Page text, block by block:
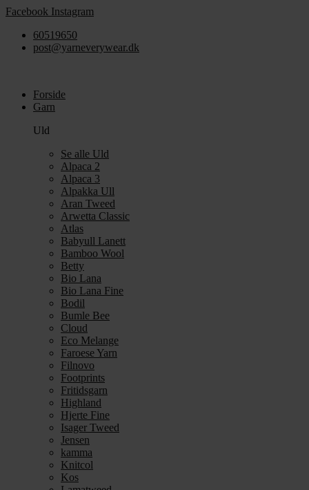
Videre
indhold
Facebook Instagram
60519650
post@yarneverywear.dk
Forside
Garn
Uld
Se alle Uld
Alpaca 2
Alpaca 3
Alpakka Ull
Aran Tweed
Arwetta Classic
Atlas
Babyull Lanett
Bamboo Wool
Betty
Bio Lana
Bio Lana Fine
Bodil
Bumle Bee
Cloud
Eco Melange
Faroese Yarn
Filnovo
Footprints
Fritidsgarn
Highland
Hjerte Fine
Isager Tweed
Jensen
kamma
Knitcol
Kos